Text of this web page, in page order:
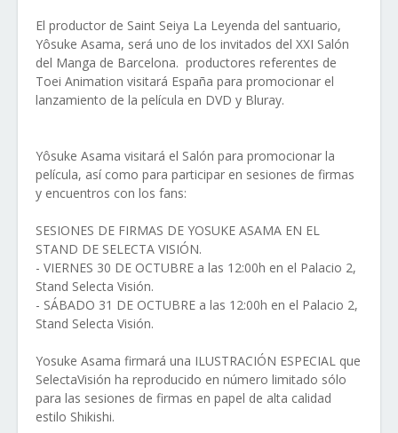
El productor de Saint Seiya La Leyenda del santuario,
Yôsuke Asama, será uno de los invitados del XXI Salón
del Manga de Barcelona. productores referentes de
Toei Animation visitará España para promocionar el
lanzamiento de la película en DVD y Bluray.
Yôsuke Asama visitará el Salón para promocionar la
película, así como para participar en sesiones de firmas
y encuentros con los fans:
SESIONES DE FIRMAS DE YOSUKE ASAMA EN EL
STAND DE SELECTA VISIÓN.
- VIERNES 30 DE OCTUBRE a las 12:00h en el Palacio 2,
Stand Selecta Visión.
- SÁBADO 31 DE OCTUBRE a las 12:00h en el Palacio 2,
Stand Selecta Visión.
Yosuke Asama firmará una ILUSTRACIÓN ESPECIAL que
SelectaVisión ha reproducido en número limitado sólo
para las sesiones de firmas en papel de alta calidad
estilo Shikishi.